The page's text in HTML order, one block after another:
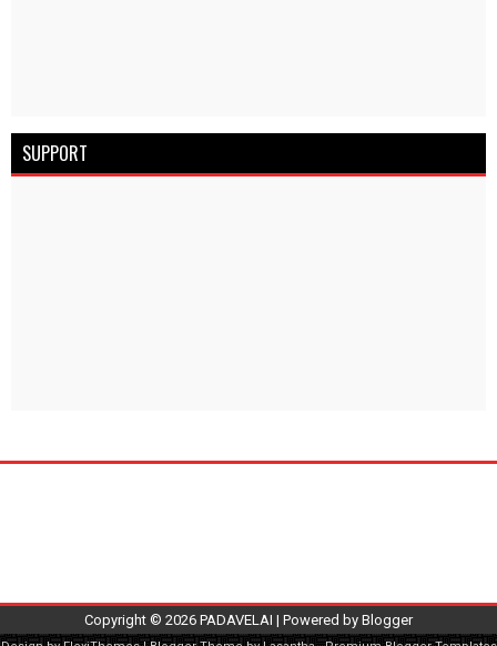
SUPPORT
Copyright © 2026 PADAVELAI | Powered by Blogger